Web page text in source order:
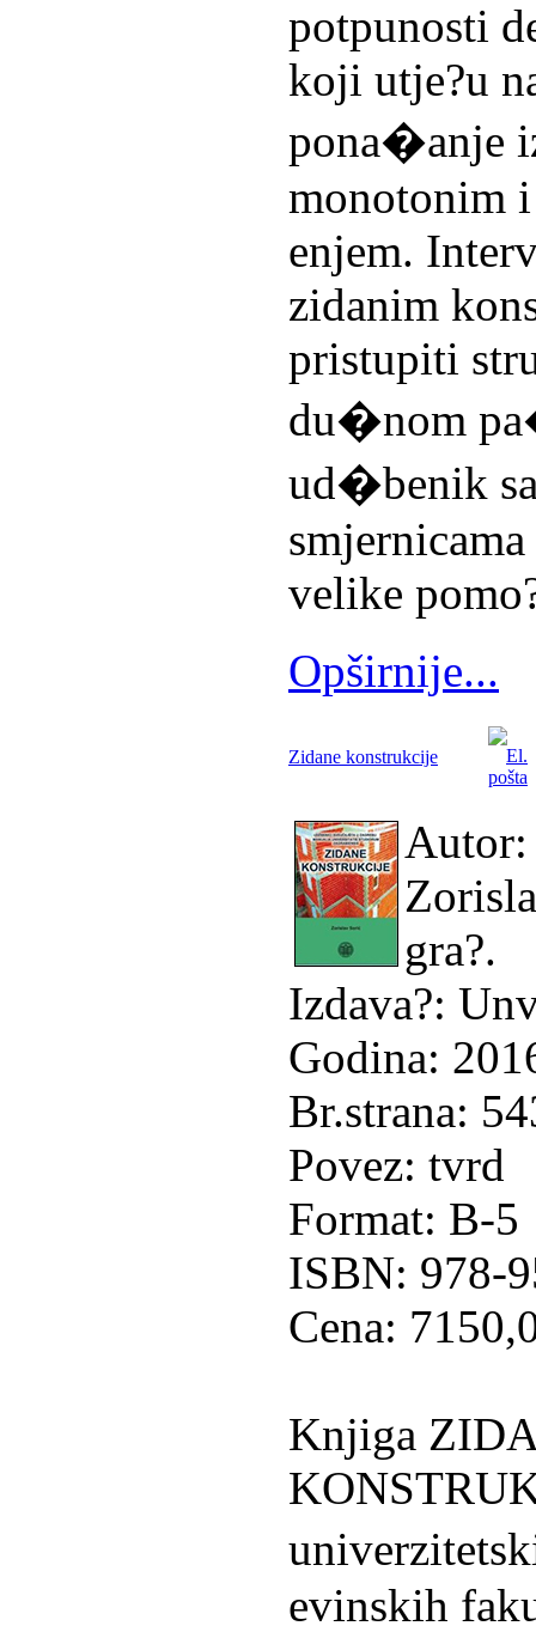
potpunosti
koji utje?u
pona�anje
monotonim
enjem.
zidanim
pristupiti
du�nom
ud�benik
velike
Opširnije...
Zidane konstrukcije
Autor:
gra?.
Izdava?:
Godina:
Br.strana:
Povez: tvrd
Format: B-5
ISBN: 978-
Cena:
Knjiga
evinskih